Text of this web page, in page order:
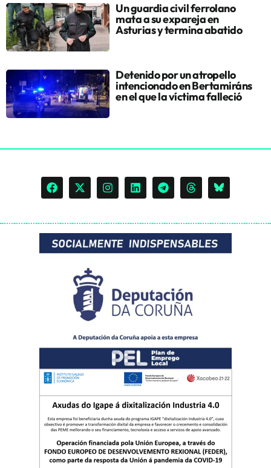
Un guardia civil ferrolano
mata a su expareja en
Asturias y termina abatido
Detenido por un atropello
intencionado en Bertamiráns
en el que la víctima falleció